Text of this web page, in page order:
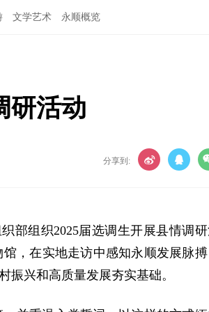
文学艺术 永顺概览
研活动
分享到:
部组织2025届选调生开展县情调
，在实地走访中感知永顺发展脉
振兴和高质量发展夯实基础。